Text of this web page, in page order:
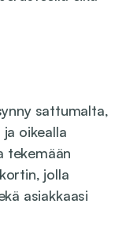
sattumalta,
oikealla
tekemään
jolla
asiakkaasi